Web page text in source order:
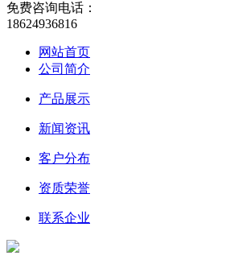
免费咨询电话：
18624936816
网站首页
公司简介
产品展示
新闻资讯
客户分布
资质荣誉
联系企业